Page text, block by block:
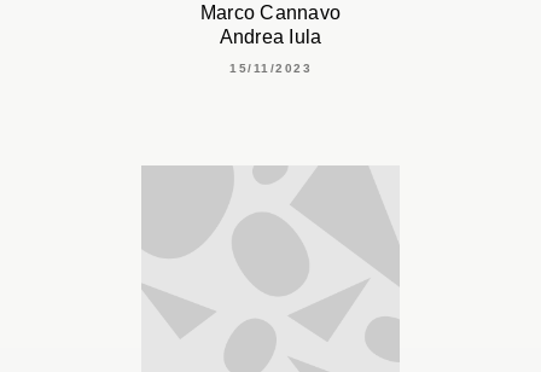
Marco Cannavo
Andrea Iula
15/11/2023